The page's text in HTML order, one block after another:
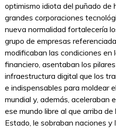
optimismo idiota del puñado de
grandes corporaciones
nueva normalidad fortalecería
grupo de empresas
modificaban las condiciones en
financiero, asentaban los
infraestructura digital que los
e indispensables para moldear
mundial y, además, aceleraban
ese mundo libre al que arriba
Estado, le sobraban naciones y